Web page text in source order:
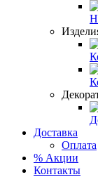
Доставка
Оплата
% Акции
Контакты